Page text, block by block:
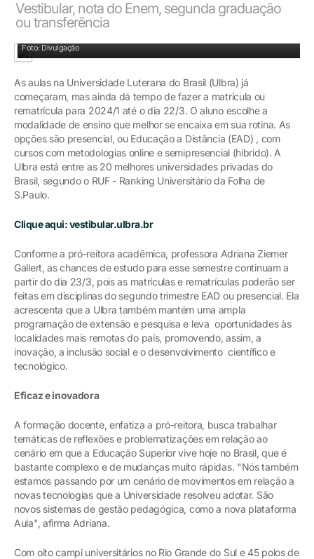
Vestibular, nota do Enem, segunda graduação
ou transferência
Foto: Divulgação
As aulas na Universidade Luterana do Brasil (Ulbra) já
começaram, mas ainda dá tempo de fazer a matrícula ou
rematrícula para 2024/1 até o dia 22/3. O aluno escolhe a
modalidade de ensino que melhor se encaixa em sua rotina. As
opções são presencial, ou Educação a Distância (EAD) , com
cursos com metodologias online e semipresencial (híbrido). A
Ulbra está entre as 20 melhores universidades privadas do
Brasil, segundo o RUF - Ranking Universitário da Folha de
S.Paulo.
Clique aqui: vestibular.ulbra.br
Conforme a pró-reitora acadêmica, professora Adriana Ziemer
Gallert, as chances de estudo para esse semestre continuam a
partir do dia 23/3, pois as matrículas e rematrículas poderão ser
feitas em disciplinas do segundo trimestre EAD ou presencial. Ela
acrescenta que a Ulbra também mantém uma ampla
programação de extensão e pesquisa e leva oportunidades às
localidades mais remotas do país, promovendo, assim, a
inovação, a inclusão social e o desenvolvimento científico e
tecnológico.
Eficaz e inovadora
A formação docente, enfatiza a pró-reitora, busca trabalhar
temáticas de reflexões e problematizações em relação ao
cenário em que a Educação Superior vive hoje no Brasil, que é
bastante complexo e de mudanças muito rápidas. "Nós também
estamos passando por um cenário de movimentos em relação a
novas tecnologias que a Universidade resolveu adotar. São
novos sistemas de gestão pedagógica, como a nova plataforma
Aula", afirma Adriana.
Com oito campi universitários no Rio Grande do Sul e 45 polos de